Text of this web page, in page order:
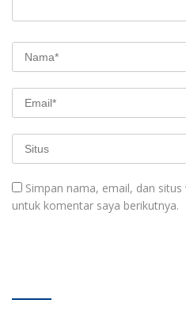
Simpan nama, email, dan
untuk komentar saya berikutnya.